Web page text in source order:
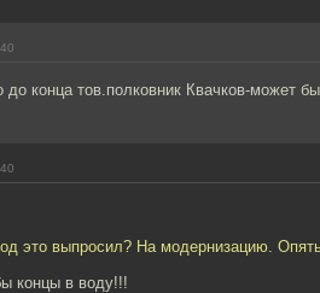
конца тов.полковник Квачков-может
это выпросил? На модернизацию.
концы в воду!!!